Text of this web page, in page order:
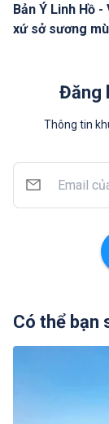
Bản Ý Linh Hồ
xứ sở sương mù
Đăng
Thông tin
Có thể bạn